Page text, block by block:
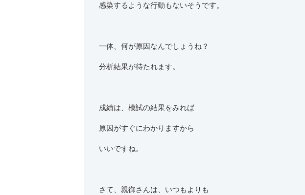
感染するような行動もないそうです。
一体、何が原因なんでしょうね？
分析結果が待たれます。
成績は、模試の結果をみれば
原因がすぐにわかりますから
いいですね。
さて、親御さんは、いつもよりも